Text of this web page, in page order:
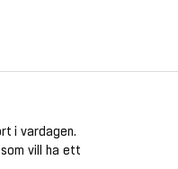
i vardagen.
vill ha ett